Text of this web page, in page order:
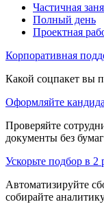
Частичная
Полный день
Проектная
Корпоративная
Какой соцпакет вы
Оформляйте
Проверяйте
документы без
Ускорьте подбор в 2
Автоматизируйте
собирайте